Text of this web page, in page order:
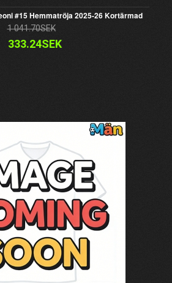
#15 Hemmatröja 2025-26 Kortärmad
1 041.70SEK
333.24SEK